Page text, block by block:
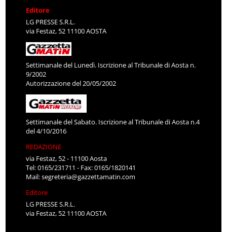
Editore
LG PRESSE S.R.L.
via Festaz, 52 11100 AOSTA
Settimanale del Lunedì. Iscrizione al Tribunale di Aosta n.
9/2002
Autorizzazione del 20/05/2002
Settimanale del Sabato. Iscrizione al Tribunale di Aosta n.4
del 4/10/2016
REDAZIONE
via Festaz, 52 - 11100 Aosta
Tel: 0165/231711 - Fax: 0165/1820141
Mail:segreteria@gazzettamatin.com
Editore
LG PRESSE S.R.L.
via Festaz, 52 11100 AOSTA